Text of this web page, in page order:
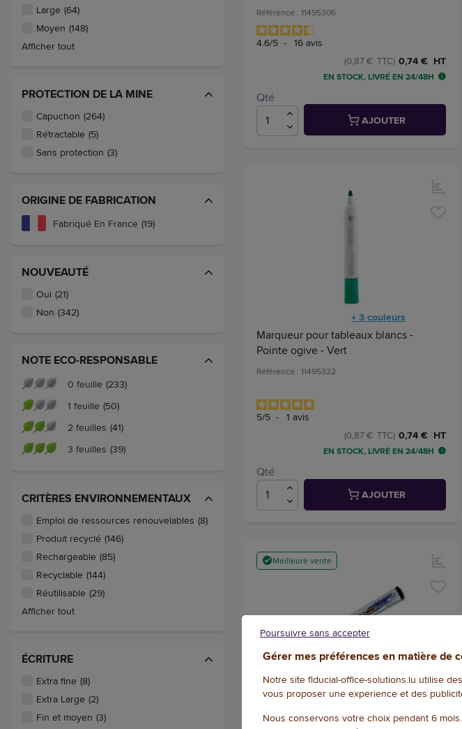
Large (64)
Moyen (148)
Afficher tout
PROTECTION DE LA MINE
Capuchon (264)
Rétractable (5)
Sans protection (3)
ORIGINE DE FABRICATION
Fabriqué En France (19)
NOUVEAUTÉ
Oui (21)
Non (342)
NOTE ECO-RESPONSABLE
0 feuille (233)
1 feuille (50)
2 feuilles (41)
3 feuilles (39)
CRITÈRES ENVIRONNEMENTAUX
Emploi de ressources renouvelables (8)
Produit recyclé (146)
Rechargeable (85)
Recyclable (144)
Réutilisable (29)
Afficher tout
ÉCRITURE
Extra fine (8)
Extra Large (2)
Fin et moyen (3)
Référence : 11495306
4.6/5 - 16 avis
0,74 € HT
(0,87 € TTC)
EN STOCK, LIVRÉ EN 24/48H
Qté
AJOUTER
+ 3 couleurs
Marqueur pour tableaux blancs -
Pointe ogive - Vert
Référence : 11495322
5/5 - 1 avis
0,74 € HT
(0,87 € TTC)
EN STOCK, LIVRÉ EN 24/48H
Qté
AJOUTER
Meilleure vente
+ 3 couleurs
ogive - Noir - Velleda
Gérer mes préférences en matière de
Notre site fiducial-office-solutions.lu utilise
vous proposer une experience et des
Nous conservons votre choix pendant 6
Poursuivre sans accepter